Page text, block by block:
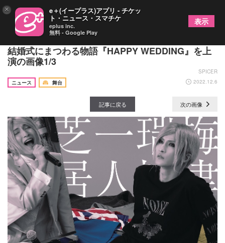
梅津瑞樹がひとり芝居プロジェクト第三弾に登場
結婚式にまつわる物語『HAPPY WEDDING』を上
演の画像1/3
SPICER
ニュース
舞台 2022.12.6
記事に戻る 次の画像
× e＋(イープラス)アプリ - チケッ
ト・ニュース・スマチケ
eplus inc.
無料 - Google Play
表示